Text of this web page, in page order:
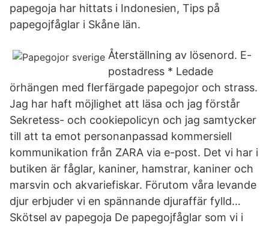
papegoja har hittats i Indonesien, Tips på
papegojfåglar i Skåne län.
Återställning av lösenord. E-
postadress * Ledade
örhängen med flerfärgade papegojor och strass.
Jag har haft möjlighet att läsa och jag förstår
Sekretess- och cookiepolicyn och jag samtycker
till att ta emot personanpassad kommersiell
kommunikation från ZARA via e-post. Det vi har i
butiken är fåglar, kaniner, hamstrar, kaniner och
marsvin och akvariefiskar. Förutom våra levande
djur erbjuder vi en spännande djuraffär fylld…
Skötsel av papegoja De papegojfåglar som vi i